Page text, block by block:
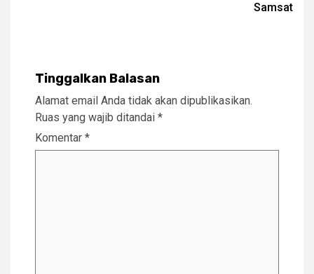
Samsat
Tinggalkan Balasan
Alamat email Anda tidak akan dipublikasikan.
Ruas yang wajib ditandai *
Komentar *